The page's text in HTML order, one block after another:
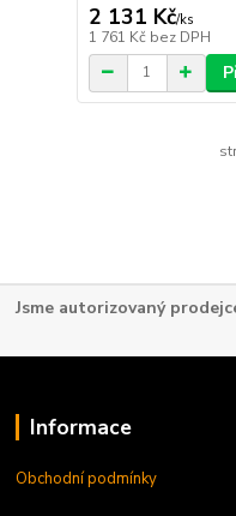
2 131 Kč/ks
1 761 Kč bez DPH
Jsme autorizovaný
Informace
Obchodní podmínky